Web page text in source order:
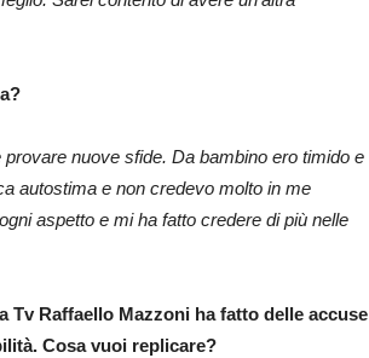
nuove sfide. Da bambino ero timido e
autostima e non credevo molto in me
aspetto e mi ha fatto credere di più nelle
Raffaello Mazzoni ha fatto delle accuse
Cosa vuoi replicare?